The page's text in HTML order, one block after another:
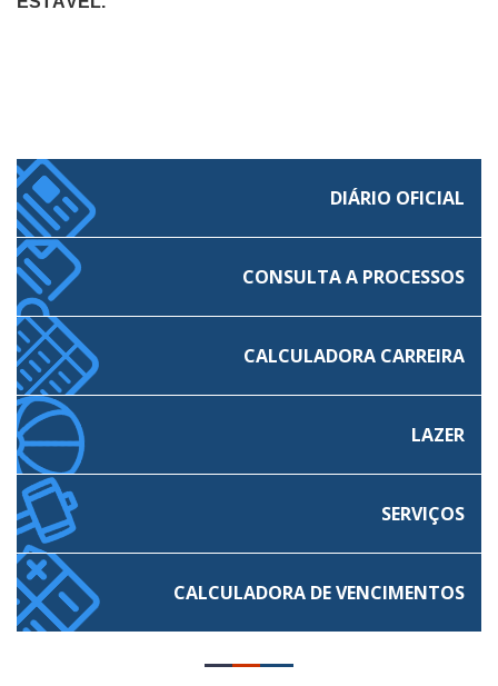
DIÁRIO OFICIAL
CONSULTA A PROCESSOS
CALCULADORA CARREIRA
LAZER
SERVIÇOS
CALCULADORA DE VENCIMENTOS